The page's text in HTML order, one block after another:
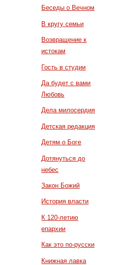
Беседы о Вечном
В кругу семьи
Возвращение к
истокам
Гость в студии
Да будет с вами
Любовь
Дела милосердия
Детская редакция
Детям о Боге
Дотянуться до
небес
Закон Божий
История власти
К 120-летию
епархии
Как это по-русски
Книжная лавка